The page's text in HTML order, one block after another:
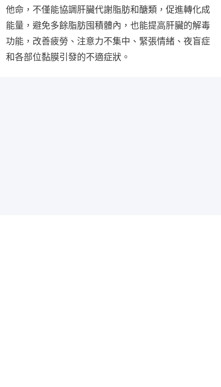
他命，不僅能協調肝臟代謝脂肪和醣類，促進轉化成
能量，避免多餘脂肪囤積體內，也能提高肝臟的解毒
功能，改善疲勞、注意力不集中、緊張情緒、夜盲症
和各部位黏膜引發的不適症狀。